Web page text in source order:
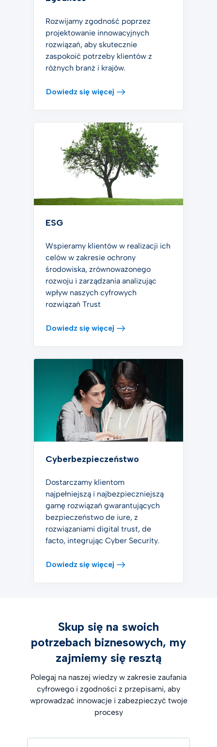
Rozwijamy zgodność poprzez
projektowanie innowacyjnych
rozwiązań, aby skutecznie
zaspokoić potrzeby klientów z
różnych branż i krajów.
Dowiedz się więcej
ESG
Wspieramy klientów w realizacji ich
celów w zakresie ochrony
środowiska, zrównoważonego
rozwoju i zarządzania analizując
wpływ naszych cyfrowych
rozwiązań Trust
Dowiedz się więcej
Cyberbezpieczeństwo
Dostarczamy klientom
najpełniejszą i najbezpieczniejszą
gamę rozwiązań gwarantujących
bezpieczeństwo de iure, z
rozwiązaniami digital trust, de
facto, integrując Cyber Security.
Dowiedz się więcej
Skup się na swoich
potrzebach biznesowych, my
zajmiemy się resztą
Polegaj na naszej wiedzy w zakresie zaufania
cyfrowego i zgodności z przepisami, aby
wprowadzać innowacje i zabezpieczyć twoje
procesy